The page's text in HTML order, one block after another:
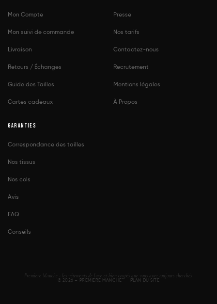
Mon Compte
Mon suivi de commande
Livraison
Retours / Échanges
Guide des Tailles
Cartes cadeaux
Presse
Nos tarifs
Contactez-nous
Recrutement
Mentions légales
À Propos
GARANTIES
Correspondance des tailles
Nos tissus
Nos cols
Avis
FAQ
Conseils
Premiere Manche - les vêtements de luxe et bien coupés que vous avez toujours cherchés.
© 2026 – PREMIERE MANCHE™ · PLAN DU SITE